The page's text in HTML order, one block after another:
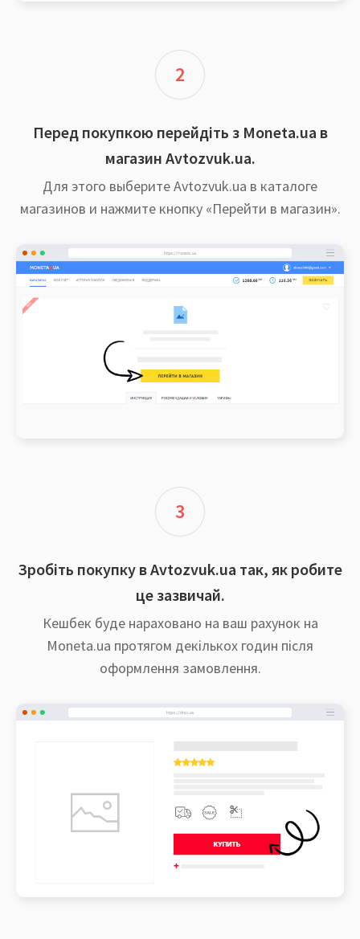
2
Перед покупкою перейдіть з Moneta.ua в
магазин Avtozvuk.ua.
Для этого выберите Avtozvuk.ua в каталоге
магазинов и нажмите кнопку «Перейти в магазин».
3
Зробіть покупку в Avtozvuk.ua так, як робите
це зазвичай.
Кешбек буде нараховано на ваш рахунок на
Moneta.ua протягом декількох годин після
оформлення замовлення.